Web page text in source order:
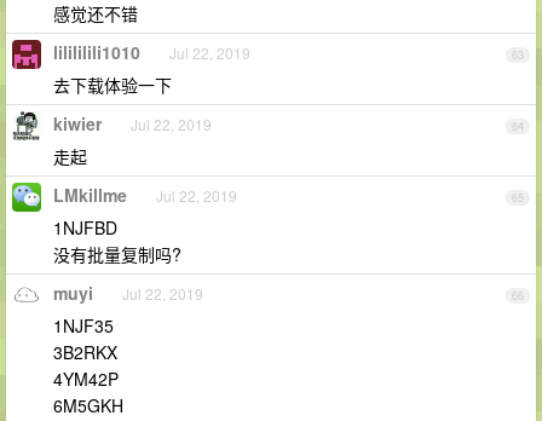
感觉还不错
63
lilililili1010 Jul 22, 2019
去下载体验一下
64
kiwier Jul 22, 2019
走起
65
LMkillme Jul 22, 2019
1NJFBD
没有批量复制吗?
66
muyi Jul 22, 2019
1NJF35
3B2RKX
4YM42P
6M5GKH